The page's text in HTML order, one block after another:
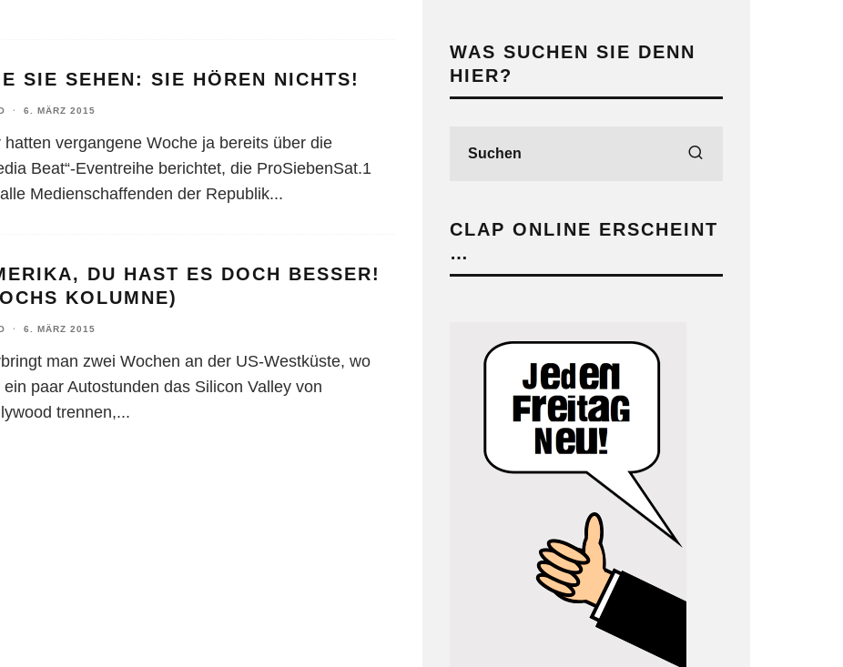
SIE SEHEN: SIE HÖREN NICHTS!
· 6. MÄRZ 2015
hatten vergangene Woche ja bereits über die
Beat“-Eventreihe berichtet, die ProSiebenSat.1
Medienschaffenden der Republik...
DU HAST ES DOCH BESSER!
KOLUMNE)
· 6. MÄRZ 2015
man zwei Wochen an der US-Westküste, wo
ein paar Autostunden das Silicon Valley von
trennen,...
WAS SUCHEN SIE DENN
HIER?
CLAP ONLINE ERSCHEINT
…